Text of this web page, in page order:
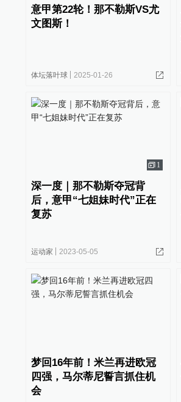
意甲第22轮！那不勒斯VS尤
文图斯！
体坛落叶球 2025-01-26
1
深一度｜那不勒斯夺冠背
后，意甲“七姐妹时代”正在
复苏
运动家 2023-05-05
梦回16年前！米兰再进欧冠
四强，马尔蒂尼誓言抓住机
会